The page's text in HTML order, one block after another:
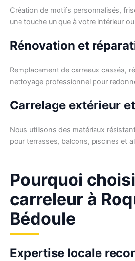
Création de motifs personnalisés,
une touche unique à votre intérieur ou
Rénovation et
Remplacement de carreaux cassés,
nettoyage professionnel pour
Carrelage extérieur
Nous utilisons des matériaux
pour terrasses, balcons, piscines et
Pourquoi
carreleur à
Bédoule
Expertise locale